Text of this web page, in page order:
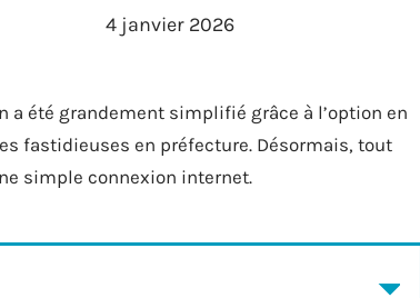
4 janvier 2026
a été grandement simplifié grâce à l’option en
fastidieuses en préfecture. Désormais, tout
simple connexion internet.